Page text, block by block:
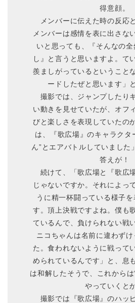
得意顔。
メンバーに伝えた時の反応
メンバーは感情を表に出さな
いと思っても、『そんなの
し』と言うと思いますよ。て
羨ましがっているということ
ードしたぜと思います」
撮影では、ジャンプしたり
い動きを見せていたが、オフ
びと楽しさを表現していたの
は、『歌広場』のキャラクタ
ん”とエアバトルしていました
答えが！
続けて、「歌広場と『歌広
じゃないですか。それによっ
うに精一杯闘っている様子
す。頂上決戦ですよね。僕も
ているんで、負けられない戦
ニコちゃんは名前に違わず
た。食われないように戦って
められているんです」と、息
は和解したそうで、これからは
やっていくとか
撮影では『歌広場』のハッ